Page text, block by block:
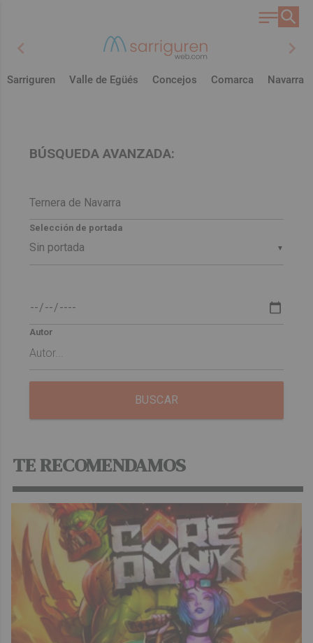
chevron_left chevron_right
Sarriguren Valle de Egüés Concejos Comarca Navarra
BÚSQUEDA AVANZADA:
▼
Selección de portada
Autor
BUSCAR
TE RECOMENDAMOS